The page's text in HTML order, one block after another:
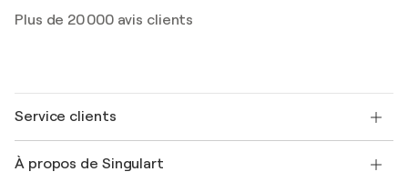
Plus de 20 000 avis clients
Service clients
Expédition
À propos de Singulart